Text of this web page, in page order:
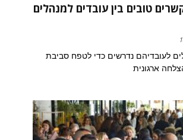
טובים בין עובדים למנהלים
לעובדיהם נדרשים כדי לטפח סביבת
ארגונית